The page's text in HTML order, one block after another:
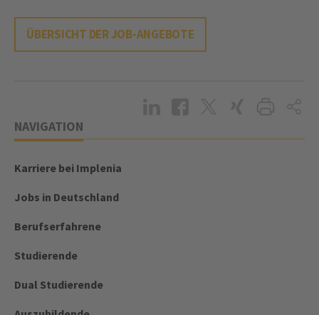
ÜBERSICHT DER JOB-ANGEBOTE
NAVIGATION
Karriere bei Implenia
Jobs in Deutschland
Berufserfahrene
Studierende
Dual Studierende